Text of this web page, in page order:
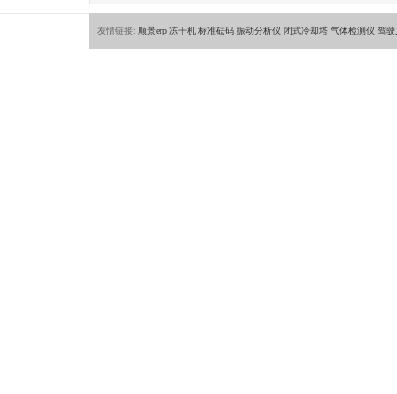
友情链接: 顺景erp 冻干机 标准砝码 振动分析仪 闭式冷却塔 气体检测仪 驾驶